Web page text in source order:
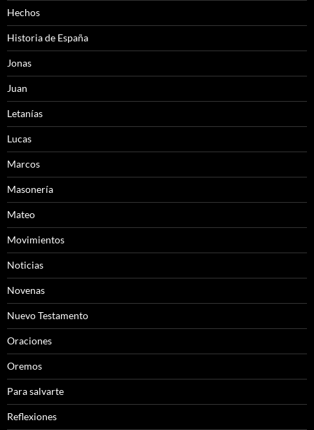
Hechos
Historia de España
Jonas
Juan
Letanías
Lucas
Marcos
Masonería
Mateo
Movimientos
Noticias
Novenas
Nuevo Testamento
Oraciones
Oremos
Para salvarte
Reflexiones